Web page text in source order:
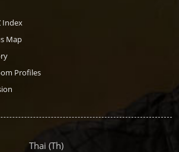
Index
Map
Profiles
Thai ‎(th)‎